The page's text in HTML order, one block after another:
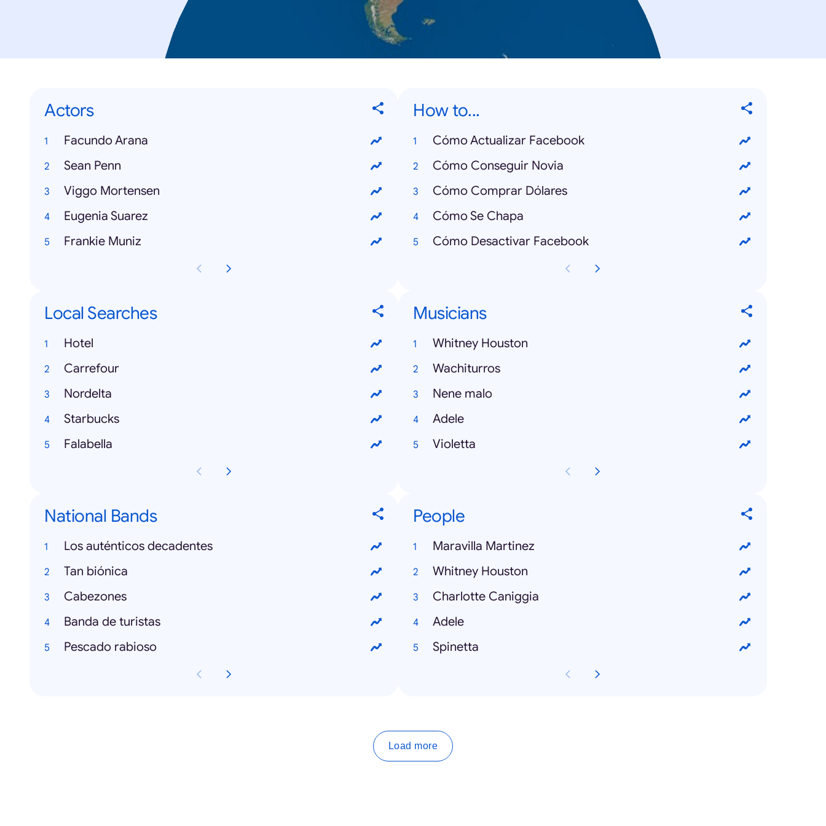
Actors
Facundo Arana
Sean Penn
Viggo Mortensen
Eugenia Suarez
Frankie Muniz
How to...
Cómo Actualizar Facebook
Cómo Conseguir Novia
Cómo Comprar Dólares
Cómo Se Chapa
Cómo Desactivar Facebook
Local Searches
Hotel
Carrefour
Nordelta
Starbucks
Falabella
Musicians
Whitney Houston
Wachiturros
Nene malo
Adele
Violetta
National Bands
Los auténticos decadentes
Tan biónica
Cabezones
Banda de turistas
Pescado rabioso
People
Maravilla Martinez
Whitney Houston
Charlotte Caniggia
Adele
Spinetta
Load more